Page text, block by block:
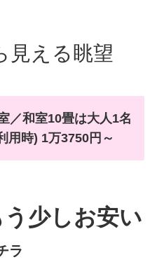
見える眺望
／和室10畳は大人1名
用時) 1万3750円～
少しお安い
ラ